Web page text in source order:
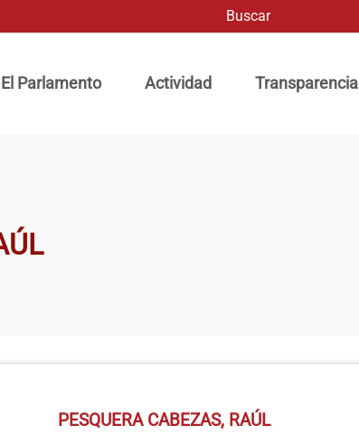
El Parlamento
Actividad Transparencia
PESQUERA CABEZAS, RAÚL